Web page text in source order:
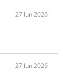
27 Iun 2026
27 Iun 2026